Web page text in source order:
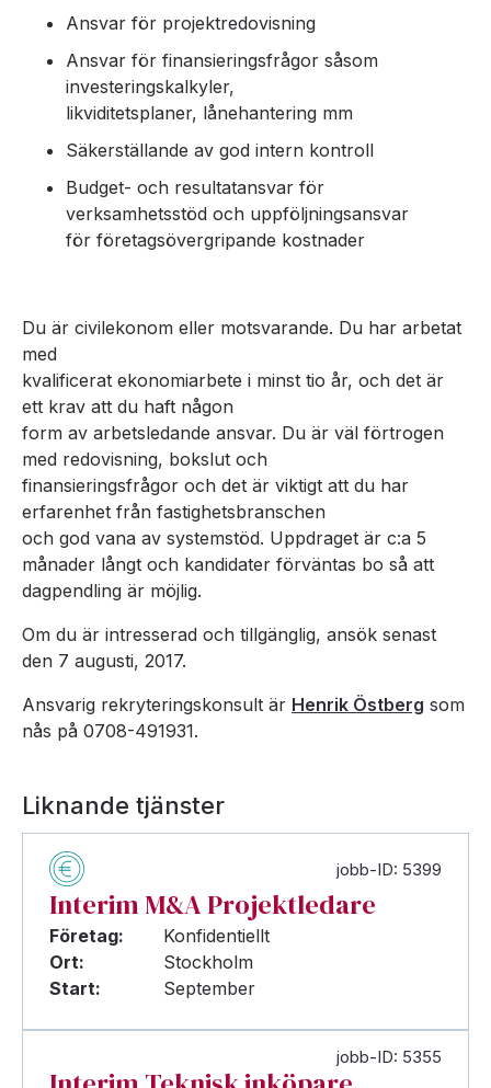
Ansvar för projektredovisning
Ansvar för finansieringsfrågor såsom
investeringskalkyler,
likviditetsplaner, lånehantering mm
Säkerställande av god intern kontroll
Budget- och resultatansvar för
verksamhetsstöd och uppföljningsansvar
för företagsövergripande kostnader
Du är civilekonom eller motsvarande. Du har arbetat
med
kvalificerat ekonomiarbete i minst tio år, och det är
ett krav att du haft någon
form av arbetsledande ansvar. Du är väl förtrogen
med redovisning, bokslut och
finansieringsfrågor och det är viktigt att du har
erfarenhet från fastighetsbranschen
och god vana av systemstöd. Uppdraget är c:a 5
månader långt och kandidater förväntas bo så att
dagpendling är möjlig.
Om du är intresserad och tillgänglig, ansök senast
den 7 augusti, 2017.
Ansvarig rekryteringskonsult är Henrik Östberg som
nås på 0708-491931.
Liknande tjänster
jobb-ID: 5399
Interim M&A Projektledare
Företag:
Konfidentiellt
Ort:
Stockholm
Start:
September
jobb-ID: 5355